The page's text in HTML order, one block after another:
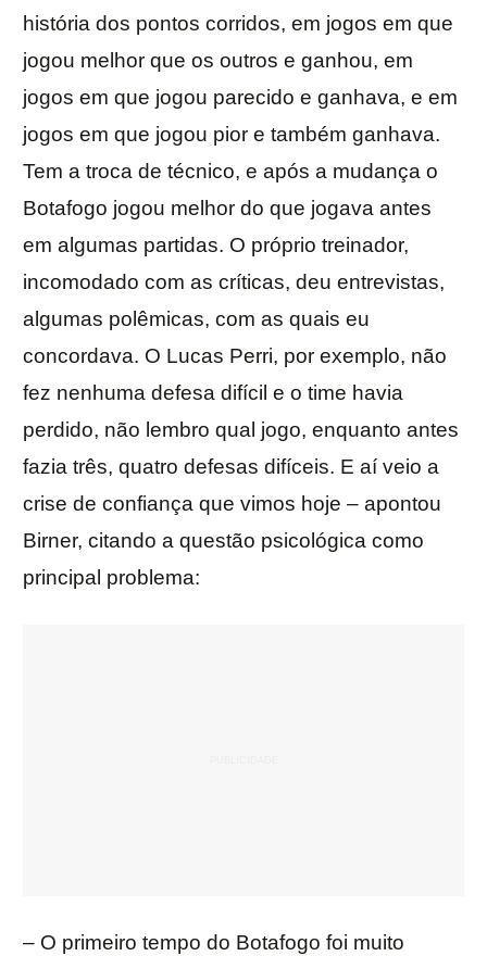
história dos pontos corridos, em jogos em que
jogou melhor que os outros e ganhou, em
jogos em que jogou parecido e ganhava, e em
jogos em que jogou pior e também ganhava.
Tem a troca de técnico, e após a mudança o
Botafogo jogou melhor do que jogava antes
em algumas partidas. O próprio treinador,
incomodado com as críticas, deu entrevistas,
algumas polêmicas, com as quais eu
concordava. O Lucas Perri, por exemplo, não
fez nenhuma defesa difícil e o time havia
perdido, não lembro qual jogo, enquanto antes
fazia três, quatro defesas difíceis. E aí veio a
crise de confiança que vimos hoje – apontou
Birner, citando a questão psicológica como
principal problema:
– O primeiro tempo do Botafogo foi muito